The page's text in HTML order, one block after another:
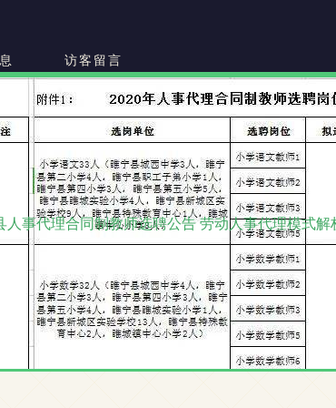
访客留言
人事代理合同制教师选聘公告 劳动人事代理模式解